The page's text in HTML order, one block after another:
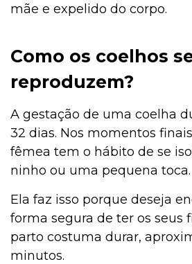
mãe e expelido do corpo.
Como os coelhos
reproduzem?
A gestação de uma coelha
32 dias. Nos momentos
fêmea tem o hábito de se
ninho ou uma pequena toca.
Ela faz isso porque deseja
forma segura de ter os seus
parto costuma durar,
minutos.